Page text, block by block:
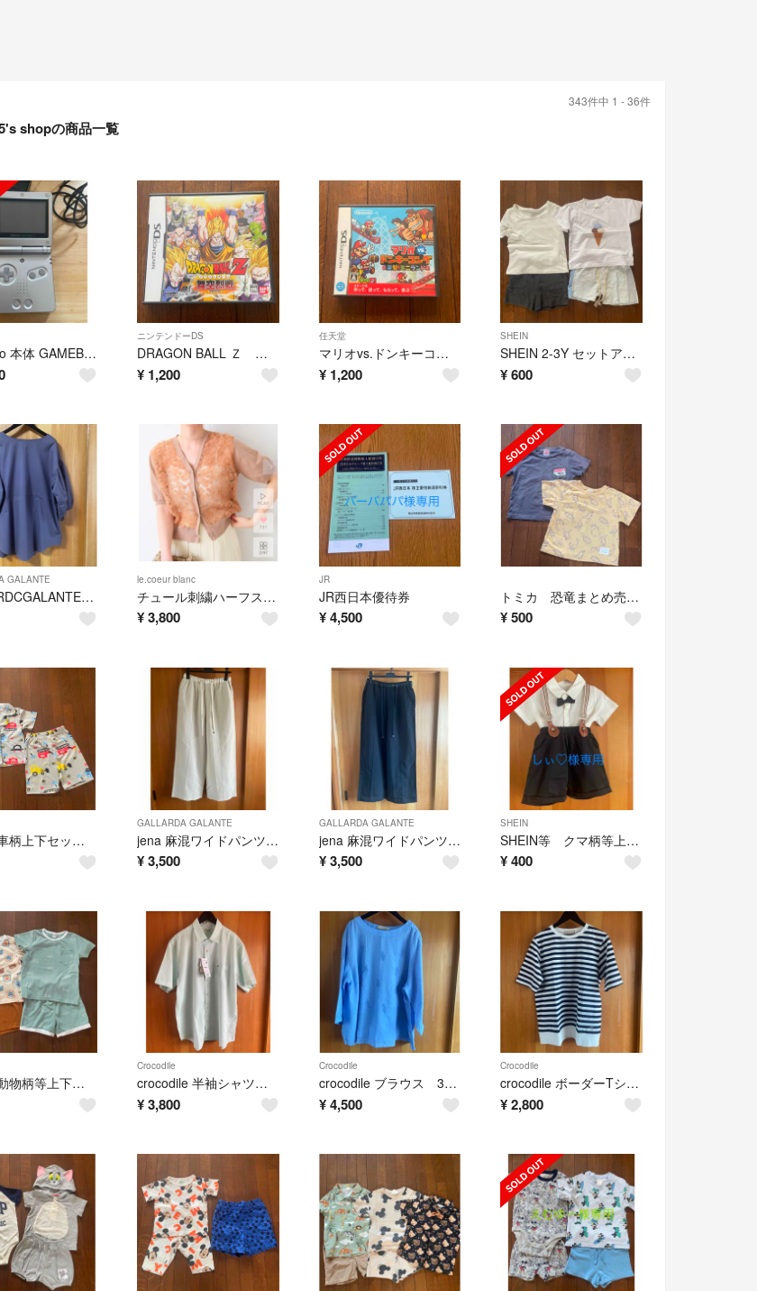
343件中 1 - 36件
shopの商品一覧
Nintendo 本体 GAMEBOY ADVANCE AGS-S-ZVA
ニンテンドーDS
DRAGON BALL Ｚ 舞空烈戦
¥ 1,200
任天堂
マリオvs.ドンキーコング 突撃！ミニランド
¥ 1,200
SHEIN
SHEIN 2-3Y セットアップ✖️3 クマ柄等
¥600
GALANTE
GALLARDCGALANTE 七分袖ブラウス
le.coeur blanc
チュール刺繍ハーフスリーブガーデン le.coeur blanc
¥3,800
JR
JR西日本優待券
¥ 4,500
トミカ 恐竜まとめ売り 90cm
¥500
SHEIN 車柄上下セット 92
GALLARDA GALANTE
jena 麻混ワイドパンツ 新品未使用
¥3,500
GALLARDA GALANTE
jena 麻混ワイドパンツ 新品未使用
¥ 3,500
SHEIN
SHEIN等 クマ柄等上下セット✖️4 2-3Y
¥400
SHEIN 動物柄等上下セット✖️4 2-3Y
Crocodile
crocodile 半袖シャツ LL 新品未使用
¥3,800
Crocodile
crocodile ブラウス 3L 新品未使用
¥ 4,500
Crocodile
crocodile ボーダーTシャツ L 新品未使用
¥2,800